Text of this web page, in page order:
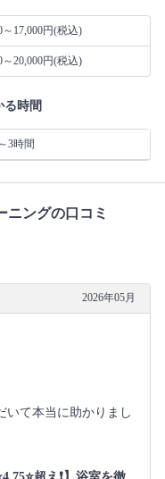
～17,000円(税込)
～20,000円(税込)
る時間
3時間
ニングの口コミ
2026年05月
いて本当に助かりまし